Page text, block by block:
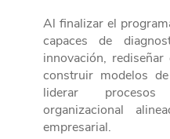
Al finalizar el
capaces de
innovación,
construir modelos
liderar
organizacional
empresarial.